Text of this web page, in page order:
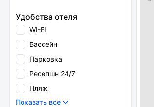
Удобства отеля
WI-FI
Бассейн
Парковка
Ресепшн 24/7
Пляж
Показать все